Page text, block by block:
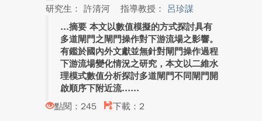
研究生： 許清河
指導教授： 呂珍謀
摘要 本文以數值模擬的方式探討具有
多道閘門之閘門操作對下游流場之影響。
有鑑於國內外文獻並無針對閘門操作過程
下游流場變化情況之研究，本文以二維水
理模式數值分析探討多道閘門不同閘門開
啟順序下附近流...
點閱：245
下載：2